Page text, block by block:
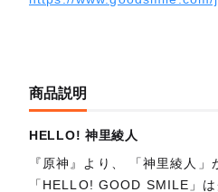
商品説明
HELLO! 神里綾人
『原神』より、 「神里綾人」
「HELLO! GOOD SMILE」